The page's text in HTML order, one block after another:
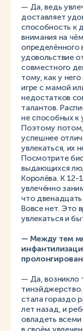
— Да, ведь
доставляет
способность к
внимания на
определённого
удовольствие
совместного
тому, как у
игре с мамой
недостатков
талантов.
не способных к
Поэтому потом,
успешнее
увлекаться, их
Посмотрите
выдающихся
Королёва. К 12-
увлечённо
что
Вовсе нет. Это
увлекаться и
— Между тем
— Да, возникло
стала гораздо
лет назад, и
овладеть
в своём